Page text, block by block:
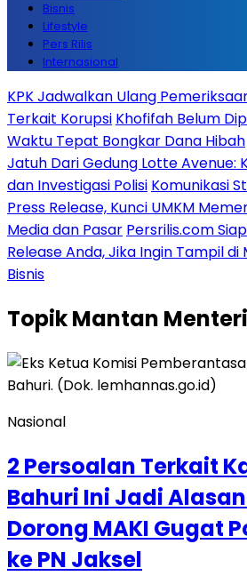
Bisnis
Lifestyle
Pers Rilis
Internasional
KPK Jadwalkan Ulang
Terkait Korupsi Khofifah Belum
Waktu Tepat Bongkar Dana Hibah
Jatuh Dari Gedung Lotte Avenue:
dan Investigasi Polisi Komunikasi
Press Release, Kunci UMKM
Media dan Pasar Persrilis.com
Release Anda, Jika Ingin Tampil di
Bisnis
TopikMantan
Nasional
2 Persoalan Terkait
Bahuri Ini Jadi
Dorong MAKI Gugat
ke PN Jaksel